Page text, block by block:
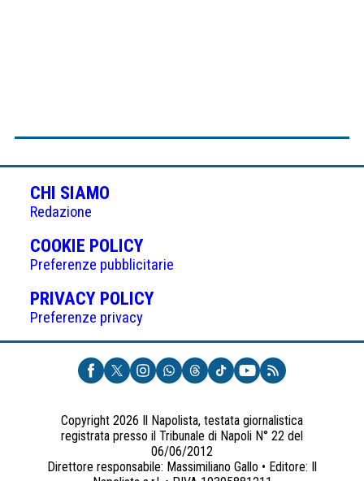
CHI SIAMO
Redazione
COOKIE POLICY(APRE
IN
UNA
NUOVA
Preferenze pubblicitarie
PRIVACY POLICY(APRE
UNA
NUOVA
SCHEDA)
Preferenze privacy
Copyright 2026 Il Napolista, testata giornalistica
registrata presso il Tribunale di Napoli N° 22 del
06/06/2012
Direttore responsabile: Massimiliano Gallo • Editore: Il